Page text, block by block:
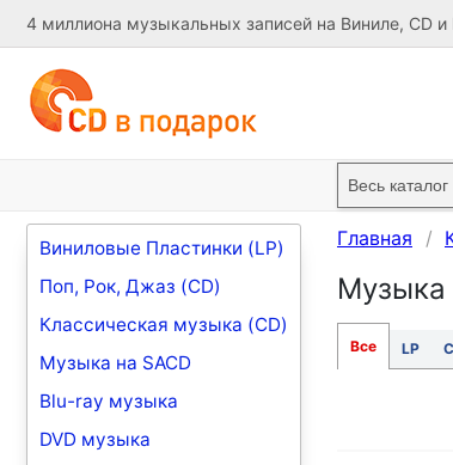
4 миллиона музыкальных записей на Виниле, CD и
Виниловые Пластинки (LP)
Поп, Рок, Джаз (CD)
Классическая музыка (CD)
Музыка на SACD
Blu-ray музыка
DVD музыка
Главная
Музыка
Все LP